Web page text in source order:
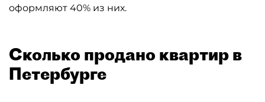
оформляют 40% из них.
Сколько продано квартир в
Петербурге